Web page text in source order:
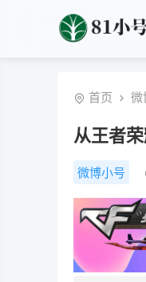
首页 微
从王者
微博小号